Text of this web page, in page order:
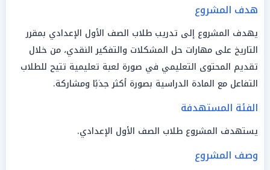
هدف المشروع
يهدف المشروع إلى تدريب طلاب الصف الأول الإعدادي بمقرر
التاريخ على مهارات حل المشكلات والتفكير النقدي، من خلال
تقديم المحتوى التعليمي في صورة لعبة تعليمية تتيح للطلاب
التفاعل مع المادة الدراسية بصورة أكثر جذبًا ومشاركة.
الفئة المستهدفة
يستهدف المشروع طلاب الصف الأول الإعدادي.
وصف المشروع